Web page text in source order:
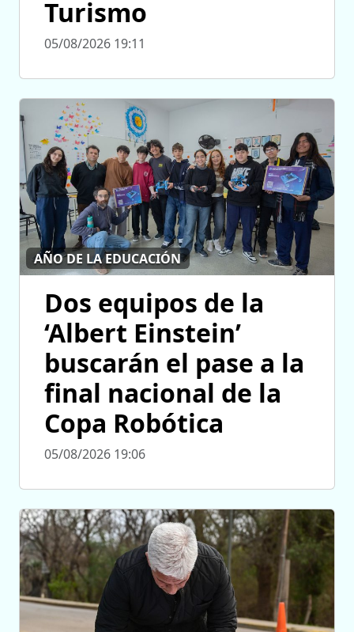
Turismo
05/08/2026 19:11
AÑO DE LA EDUCACIÓN
Dos equipos de la
‘Albert Einstein’
buscarán el pase a la
final nacional de la
Copa Robótica
05/08/2026 19:06